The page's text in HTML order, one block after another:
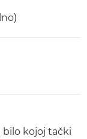
bilo kojoj tački